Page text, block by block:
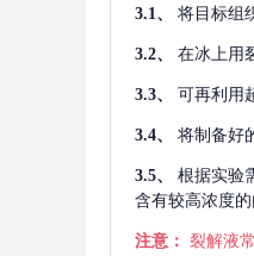
3.1、
将目标组
3.2、 在冰上用
3.3、 可再利用
3.4、 将制备好
3.5、 根据实验
含有较高浓度
注意： 裂解液